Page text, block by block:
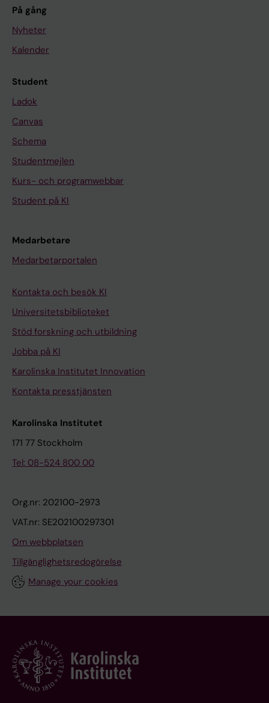
På gång
Nyheter
Kalender
Student
Ladok
Canvas
Schema
Studentmejlen
Kurs- och programwebbar
Student på KI
Medarbetare
Medarbetarportalen
Kontakta och besök KI
Universitetsbiblioteket
Stöd forskning och utbildning
Jobba på KI
Karolinska Institutet Innovation
Kontakta presstjänsten
Karolinska Institutet
171 77 Stockholm
Tel: 08-524 800 00
Org.nr: 202100-2973
VAT.nr: SE202100297301
Om webbplatsen
Tillgänglighetsredogörelse
Manage your cookies